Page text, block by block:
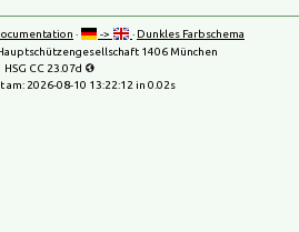
· -> · Dunkles Farbschema
1406 München
HSG CC 23.07d
am: 2026-08-10 13:22:12in 0.02s